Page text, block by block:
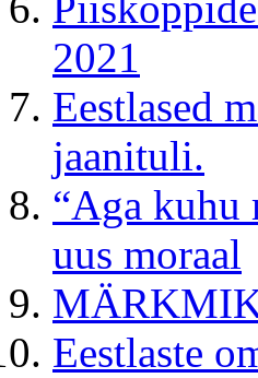
2021
Eestlased
jaanituli.
“Aga kuhu
uus moraal
Eestlaste